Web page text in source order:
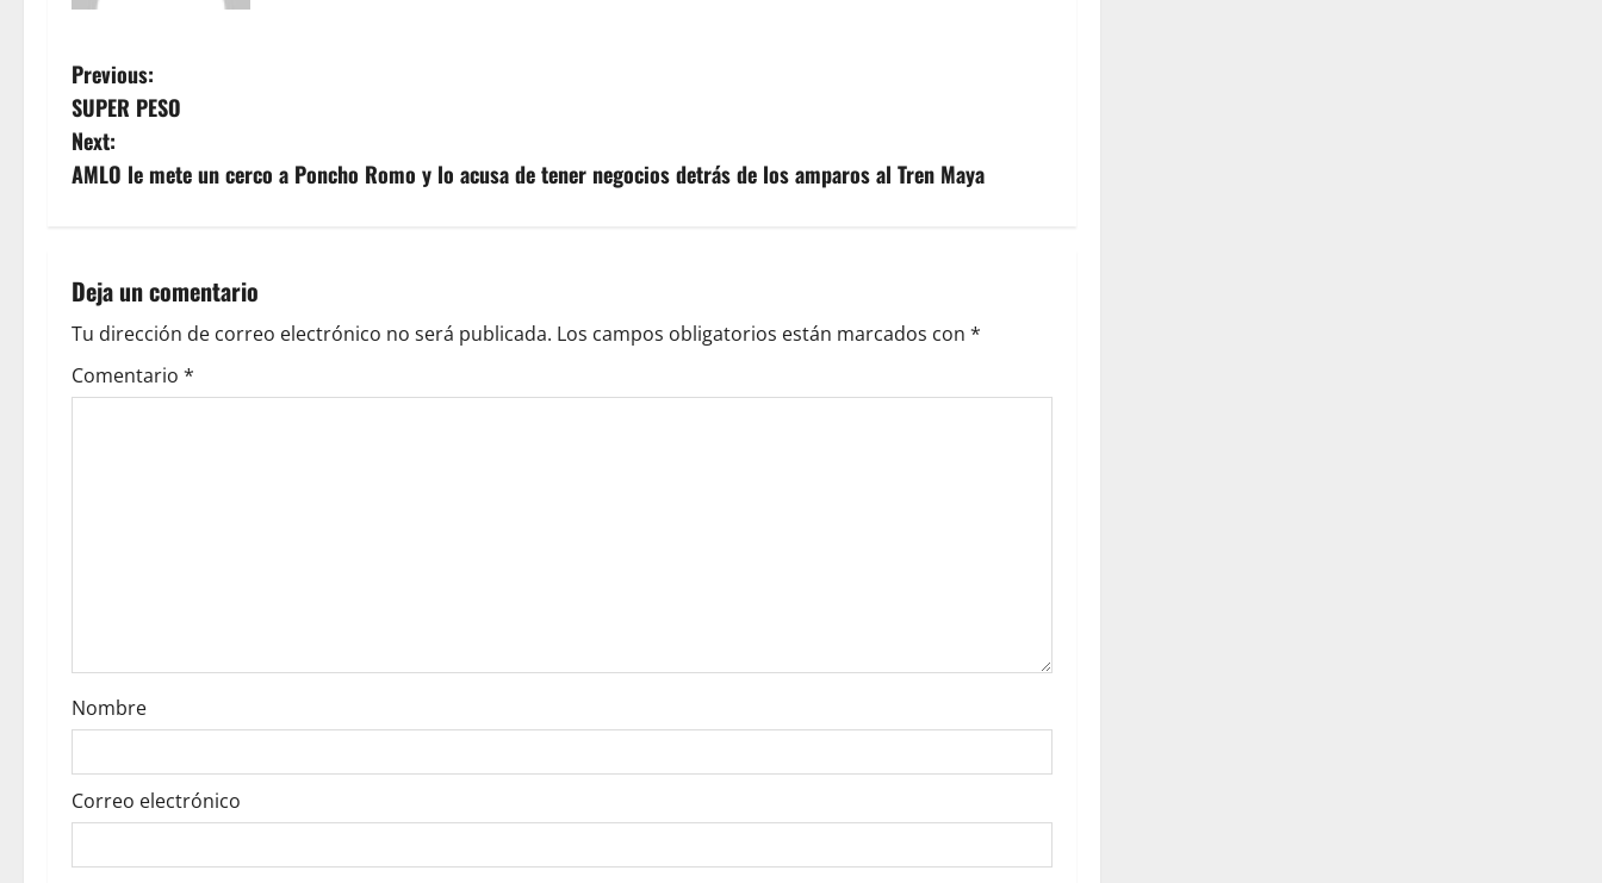
P
o
s
n
a
v
o
n
Previous:
SUPER PESO
Next:
AMLO le mete un cerco a Poncho Romo y lo acusa de tener negocios detrás de los amparos al Tren Maya
Deja un comentario
Tu dirección de correo electrónico no será publicada. Los campos obligatorios están marcados con *
Comentario *
Nombre
Correo electrónico